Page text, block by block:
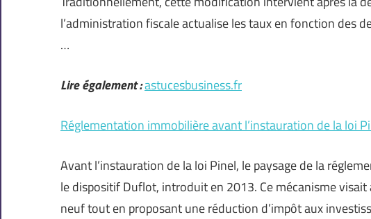
l’administration fiscale actualise les taux en fonction des
…
Lire également :astucesbusiness.fr
Réglementation immobilière avant l’instauration de la loi
Avant l’instauration de la loi Pinel, le paysage de la
le dispositif Duflot, introduit en 2013. Ce mécanisme
neuf tout en proposant une réduction d’impôt aux